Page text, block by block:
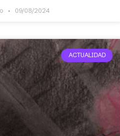
09/08/2024
ACTUALIDAD